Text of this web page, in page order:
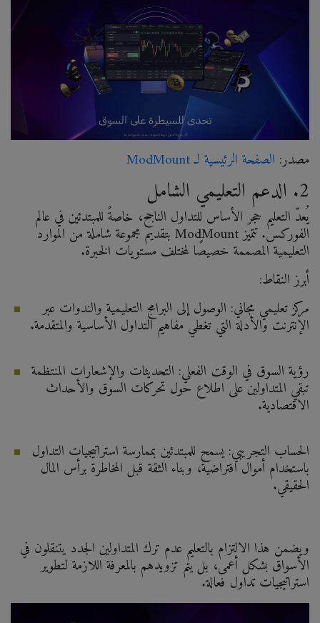
مصدر: الصفحة الرئيسية لـModMount
2. الدعم التعليمي الشامل
يُعدّ التعليم حجر الأساس للتداول الناجح، خاصةً للمبتدئين في عالم
الفوركس. تتميز ModMount بتقديم مجموعة شاملة من الموارد
التعليمية المصممة خصيصًا لمختلف مستويات الخبرة.
أبرز النقاط:
مركز تعليمي مجاني: الوصول إلى البرامج التعليمية والندوات عبر
الإنترنت والأدلة التي تغطي مفاهيم التداول الأساسية والمتقدمة.
رؤية السوق في الوقت الفعلي: التحديثات والإشعارات المنتظمة
تبقي المتداولين على اطلاع حول تحركات السوق والأحداث
الاقتصادية.
الحساب التجريبي: يسمح للمبتدئين بممارسة استراتيجيات التداول
باستخدام أموال افتراضية، وبناء الثقة قبل المخاطرة برأس المال
الحقيقي.
ويضمن هذا الالتزام بالتعليم عدم ترك المتداولين الجدد يتنقلون في
الأسواق بشكل أعمى، بل يتم تزويدهم بالمعرفة اللازمة لتطوير
استراتيجيات تداول فعالة.